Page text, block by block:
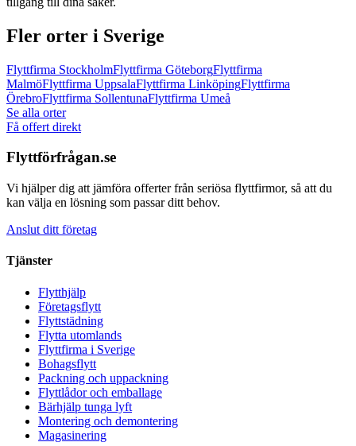
Fler orter i Sverige
Flyttfirma StockholmFlyttfirma GöteborgFlyttfirma
MalmöFlyttfirma UppsalaFlyttfirma LinköpingFlyttfirma
ÖrebroFlyttfirma SollentunaFlyttfirma Umeå
Se alla orter
Få offert direkt
Flyttförfrågan.se
Vi hjälper dig att jämföra offerter från seriösa flyttfirmor, så att du
kan välja en lösning som passar ditt behov.
Anslut ditt företag
Tjänster
Flytthjälp
Företagsflytt
Flyttstädning
Flytta utomlands
Flyttfirma i Sverige
Bohagsflytt
Packning och uppackning
Flyttlådor och emballage
Bärhjälp tunga lyft
Montering och demontering
Magasinering